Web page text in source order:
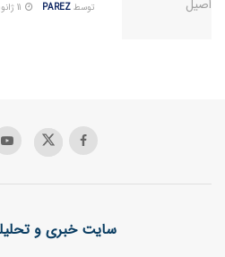
توسط PAREZ
سایت خبری و